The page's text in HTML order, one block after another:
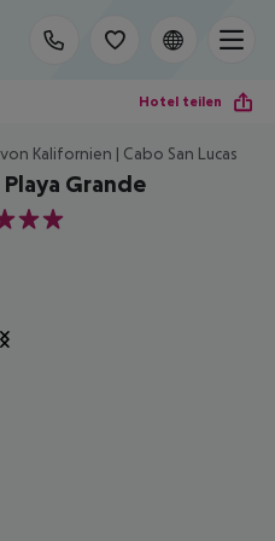
Hotel teilen
Kalifornien | Cabo San Lucas
Grande